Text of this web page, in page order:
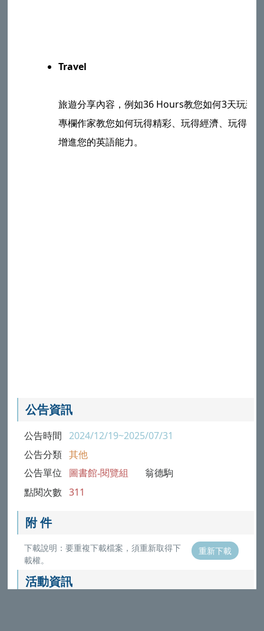
Travel
旅遊分享內容，例如36 Hours教您如何3天玩到
專欄作家教您如何玩得精彩、玩得經濟、玩得獨
增進您的英語能力。
公告資訊
公告時間 2024/12/19~2025/07/31
公告分類 其他
公告單位 圖書館-閱覽組 翁德駒
點閱次數 311
附 件
下載說明：要重複下載檔案，須重新取得下
載權。
重新下載
活動資訊